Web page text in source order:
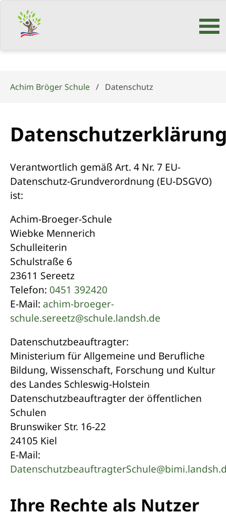
Navigation
Achim Bröger Schule Datenschutz
Verantwortlich gemäß Art. 4 Nr. 7 EU-
Datenschutz-Grundverordnung (EU-DSGVO)
ist:
Achim-Broeger-Schule
Wiebke Mennerich
Schulleiterin
Schulstraße 6
23611 Sereetz
Telefon: 0451 392420
E-Mail: achim-broeger-
schule.sereetz@schule.landsh.de
Datenschutzbeauftragter:
Ministerium für Allgemeine und Berufliche
Bildung, Wissenschaft, Forschung und Kultur
des Landes Schleswig-Holstein
Datenschutzbeauftragter der öffentlichen
Schulen
Brunswiker Str. 16-22
24105 Kiel
E-Mail:
Ihre Rechte als Nutzer